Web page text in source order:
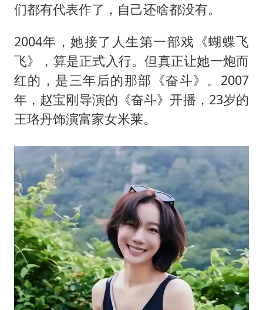
们都有代表作了，自己还啥都没有。
2004年，她接了人生第一部戏《蝴蝶飞
飞》，算是正式入行。但真正让她一炮而
红的，是三年后的那部《奋斗》。2007
年，赵宝刚导演的《奋斗》开播，23岁的
王珞丹饰演富家女米莱。